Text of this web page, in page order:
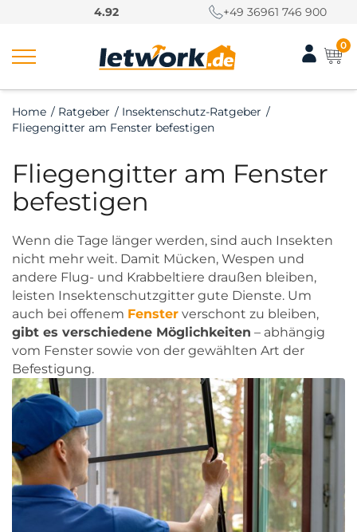
4.92 +49 36961 746 900
0
Home / Ratgeber / Insektenschutz-Ratgeber /
Fliegengitter am Fenster befestigen
Fliegengitter am Fenster
befestigen
Wenn die Tage länger werden, sind auch Insekten
nicht mehr weit. Damit Mücken, Wespen und
andere Flug- und Krabbeltiere draußen bleiben,
leisten Insektenschutzgitter gute Dienste. Um
auch bei offenem Fenster verschont zu bleiben,
gibt es verschiedene Möglichkeiten – abhängig
vom Fenster sowie von der gewählten Art der
Befestigung.